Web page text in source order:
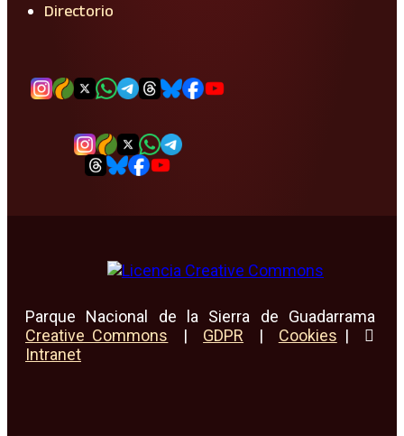
Directorio
Parque Nacional de la Sierra de Guadarrama
Creative Commons | GDPR | Cookies |
Intranet